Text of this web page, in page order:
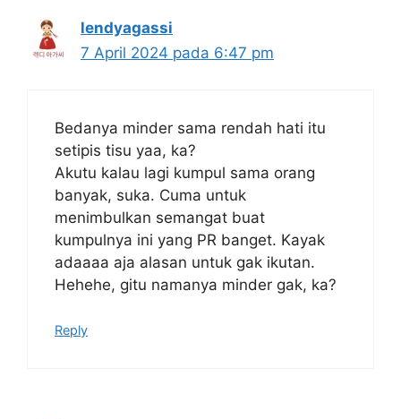
lendyagassi
7 April 2024 pada 6:47 pm
Bedanya minder sama rendah hati itu
setipis tisu yaa, ka?
Akutu kalau lagi kumpul sama orang
banyak, suka. Cuma untuk
menimbulkan semangat buat
kumpulnya ini yang PR banget. Kayak
adaaaa aja alasan untuk gak ikutan.
Hehehe, gitu namanya minder gak, ka?
Reply